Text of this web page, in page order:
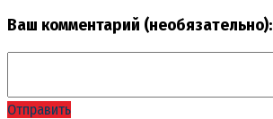
Ваш комментарий (необязательно):
Отправить